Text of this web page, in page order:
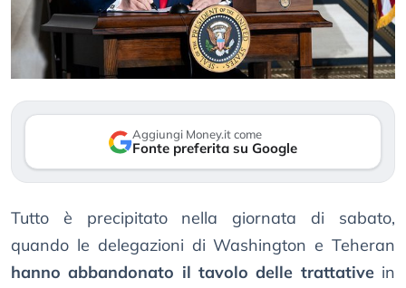
Aggiungi Money.it come
Fonte preferita su Google
Tutto è precipitato nella giornata di sabato,
quando le delegazioni di Washington e Teheran
hanno abbandonato il tavolo delle trattativein